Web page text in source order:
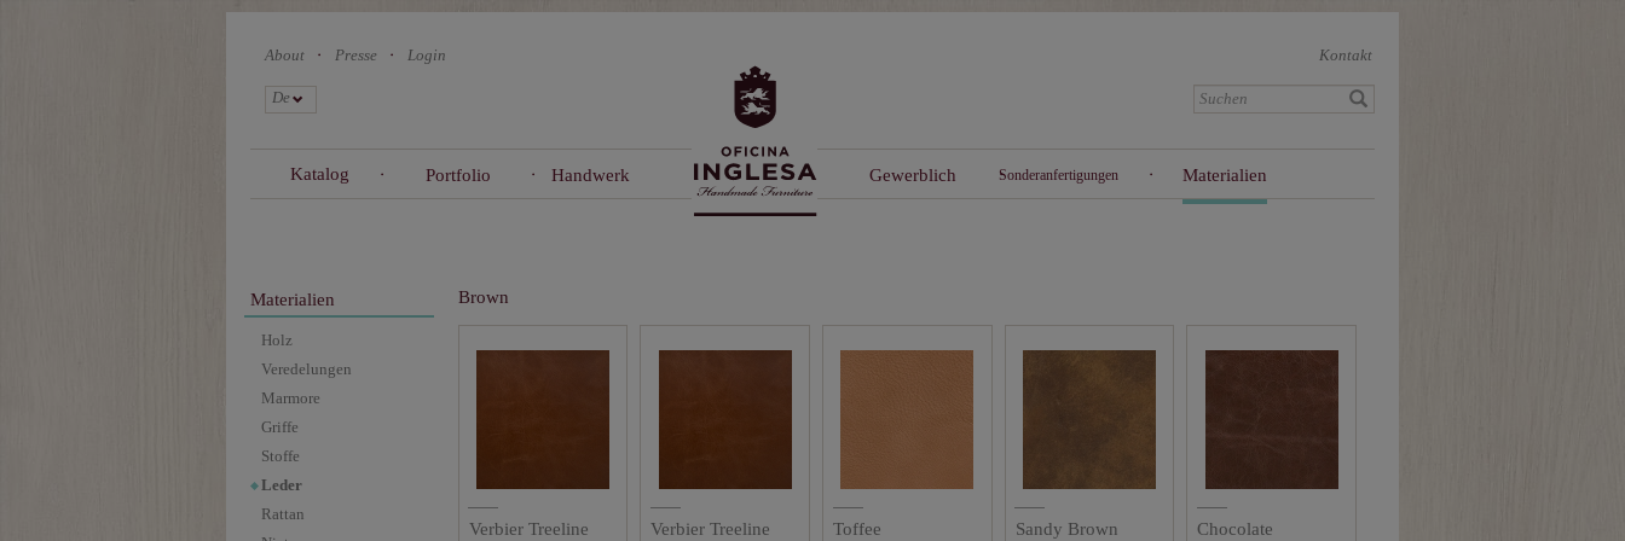
About Presse Login Kontakt
De
Katalog Portfolio Handwerk Gewerblich Sonderanfertigungen Materialien
Materialien
Holz
Veredelungen
Marmore
Griffe
Stoffe
Leder
Rattan
Brown
Verbier Treeline Verbier Treeline Toffee Sandy Brown Chocolate